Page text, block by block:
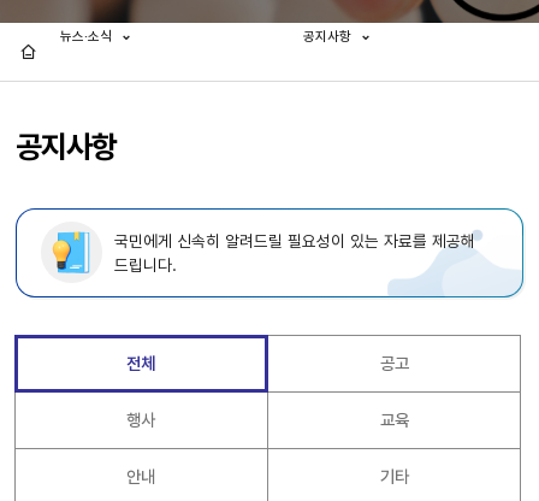
공지사항
뉴스·소식 공지사항
국민에게 신속히 알려드릴 필요성이 있는 자료를 제공해
드립니다.
전체 공고
행사 교육
안내 기타